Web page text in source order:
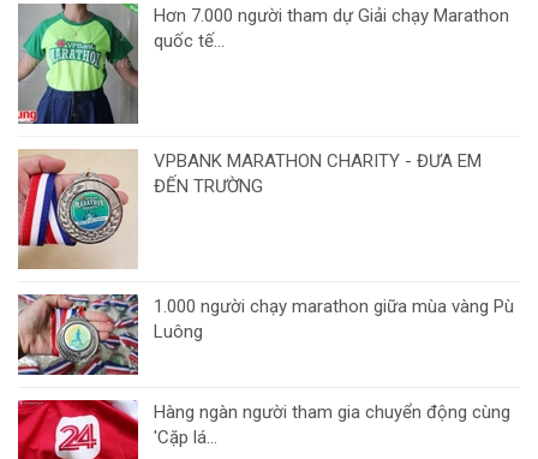
Hơn 7.000 người tham dự Giải chạy Marathon
quốc tế...
VPBANK MARATHON CHARITY - ĐƯA EM
ĐẾN TRƯỜNG
1.000 người chạy marathon giữa mùa vàng Pù
Luông
Hàng ngàn người tham gia chuyển động cùng
'Cặp lá...